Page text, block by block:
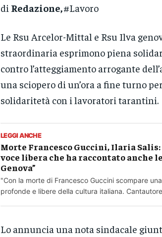
di Redazione,#Lavoro
Le Rsu Arcelor-Mittal e Rsu Ilva
straordinaria esprimono piena
contro l’atteggiamento arrogante
una sciopero di un’ora a fine turno
solidaritetà con i lavoratori tarantini.
LEGGI ANCHE
Morte Francesco Guccini, Ilaria Salis:
voce libera che ha raccontato anche
Genova”
"Con la morte di Francesco Guccini scompare
profonde e libere della cultura italiana.
Lo annuncia una nota sindacale